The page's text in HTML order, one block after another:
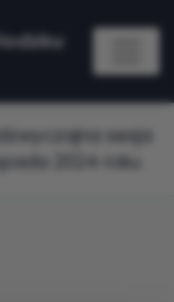
sesja
2024 roku